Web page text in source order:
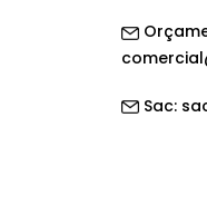
Sac: